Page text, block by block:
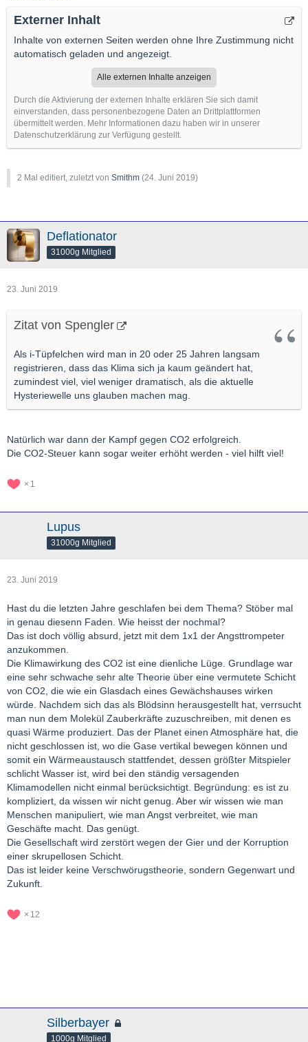
Externer Inhalt
Inhalte von externen Seiten werden ohne Ihre Zustimmung nicht
automatisch geladen und angezeigt.
Alle externen Inhalte anzeigen
Durch die Aktivierung der externen Inhalte erklären Sie sich damit
einverstanden, dass personenbezogene Daten an Drittplattformen
übermittelt werden. Mehr Informationen dazu haben wir in unserer
Datenschutzerklärung zur Verfügung gestellt.
2 Mal editiert, zuletzt von Smithm (24. Juni 2019)
Deflationator
31000g Mitglied
23. Juni 2019
Zitat von Spengler
Als i-Tüpfelchen wird man in 20 oder 25 Jahren langsam
registrieren, dass das Klima sich ja kaum geändert hat,
zumindest viel, viel weniger dramatisch, als die aktuelle
Hysteriewelle uns glauben machen mag.
Natürlich war dann der Kampf gegen CO2 erfolgreich.
Die CO2-Steuer kann sogar weiter erhöht werden - viel hilft viel!
1
Lupus
31000g Mitglied
23. Juni 2019
Hast du die letzten Jahre geschlafen bei dem Thema? Stöber mal
in genau diesenn Faden. Wie heisst der nochmal?
Das ist doch völlig absurd, jetzt mit dem 1x1 der Angsttrompeter
anzukommen.
Die Klimawirkung des CO2 ist eine dienliche Lüge. Grundlage war
eine sehr schwache sehr alte Theorie über eine vermutete Schicht
von CO2, die wie ein Glasdach eines Gewächshauses wirken
würde. Nachdem sich das als Blödsinn herausgestellt hat, verrsucht
man nun dem Molekül Zauberkräfte zuzuschreiben, mit denen es
quasi Wärme produziert. Das der Planet einen Atmosphäre hat, die
nicht geschlossen ist, wo die Gase vertikal bewegen können und
somit ein Wärmeaustausch stattfendet, dessen größter Mitspieler
schlicht Wasser ist, wird bei den ständig versagenden
Klimamodellen nicht einmal berücksichtigt. Begründung: es ist zu
kompliziert, da wissen wir nicht genug. Aber wir wissen wie man
Menschen manipuliert, wie man Angst verbreitet, wie man
Geschäfte macht. Das genügt.
Die Gesellschaft wird zerstört wegen der Gier und der Korruption
einer skrupellosen Schicht.
Das ist leider keine Verschwörugstheorie, sondern Gegenwart und
Zukunft.
12
Silberbayer
1000g Mitglied